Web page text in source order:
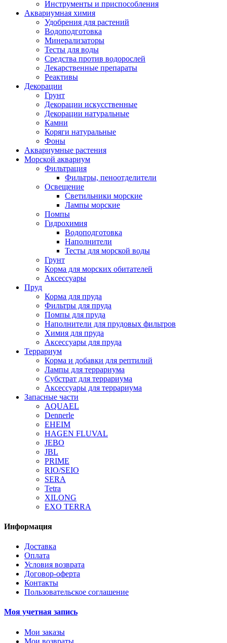
Инструменты и приспособления
Аквариумная химия
Удобрения для растений
Водоподготовка
Минерализаторы
Тесты для воды
Средства против водорослей
Лекарственные препараты
Реактивы
Декорации
Грунт
Декорации искусственные
Декорации натуральные
Камни
Коряги натуральные
Фоны
Аквариумные растения
Морской аквариум
Фильтрация
Фильтры, пеноотделители
Освещение
Светильники морские
Лампы морские
Помпы
Гидрохимия
Водоподготовка
Наполнители
Тесты для морской воды
Грунт
Корма для морских обитателей
Аксессуары
Пруд
Корма для пруда
Фильтры для пруда
Помпы для пруда
Наполнители для прудовых фильтров
Химия для пруда
Аксессуары для пруда
Террариум
Корма и добавки для рептилий
Лампы для террариума
Субстрат для террариума
Аксессуары для террариума
Запасные части
AQUAEL
Dennerle
EHEIM
HAGEN FLUVAL
JEBO
JBL
PRIME
RIO/SEIO
SERA
Tetra
XILONG
EXO TERRA
Информация
Доставка
Оплата
Условия возврата
Договор-оферта
Контакты
Пользовательское соглашение
Моя учетная запись
Мои заказы
Мои возвраты